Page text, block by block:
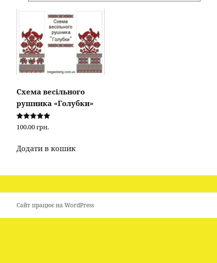
Схема весільного
рушника «Голубки»
Оцінено в
5.00
100.00грн.
Додати в кошик
Сайт працює на WordPress